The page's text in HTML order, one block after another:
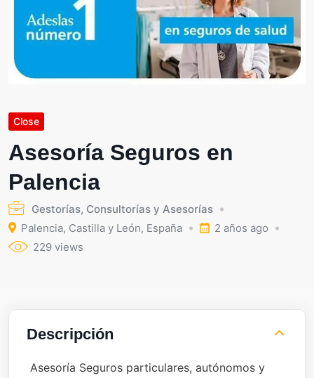
Close
Asesoría Seguros en
Palencia
Gestorías, Consultorías y Asesorías
Palencia, Castilla y León, España
2 años ago
229 views
Descripción
Asesoría Seguros particulares, autónomos y